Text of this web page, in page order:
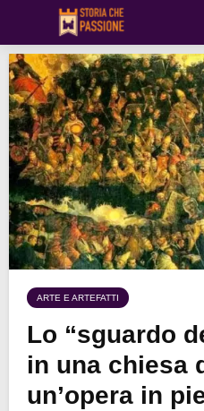
ARTE E ARTEFATTI
Lo “sguardo
in una chiesa
un’opera in